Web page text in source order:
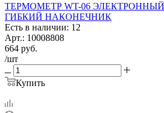
ТЕРМОМЕТР WT-06
ГИБКИЙ НАКОНЕЧНИК
Есть в наличии: 12
Арт.: 10008808
664 руб.
/шт
Купить